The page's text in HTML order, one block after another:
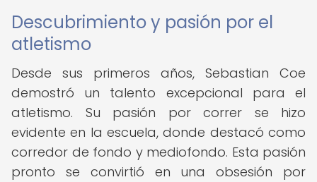
Descubrimiento y pasión por el
atletismo
Desde sus primeros años, Sebastian Coe
demostró un talento excepcional para el
atletismo. Su pasión por correr se hizo
evidente en la escuela, donde destacó como
corredor de fondo y mediofondo. Esta pasión
pronto se convirtió en una obsesión por